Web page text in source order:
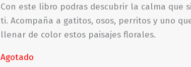
Con este libro podras descubrir la calma que
ti. Acompaña a gatitos, osos, perritos y uno
llenar de color estos paisajes florales.
Agotado